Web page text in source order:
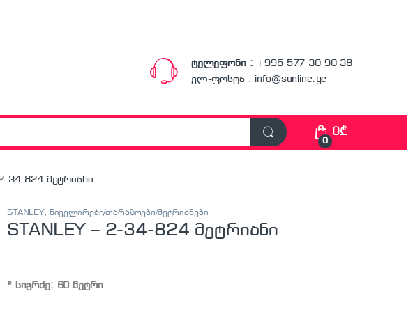
ტელეფონი : +995 577 30 90 38
ელ-ფოსტა : info@sunline.ge
0
0₾
34-824 მეტრიანი
STANLEY, ნიველირები/თარაზოები/მეტრიანები
STANLEY – 2-34-824 მეტრიანი
* სიგრძე: 60 მეტრი